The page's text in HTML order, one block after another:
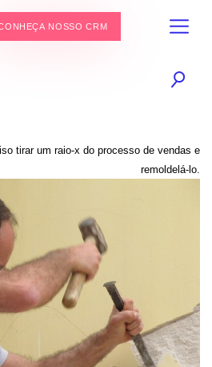
NOSSO CRM
tirar um raio-x do processo de vendas e
remoldelá-lo.